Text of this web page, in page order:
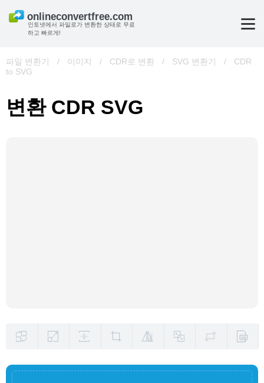
인토넷에서 파일로가 변환한 상태로 무료
하고 빠르게!
파일 변환기 / 이미지 / CDR로 변환 / SVG 변환기 /
CDR
to SVG
변환 CDR SVG